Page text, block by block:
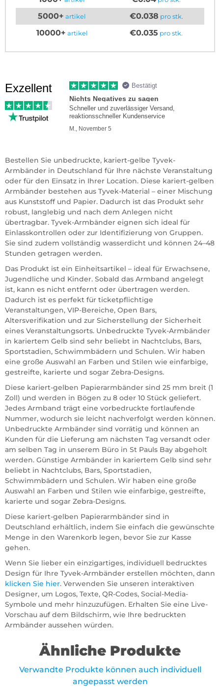
5000+ artikel €0.038 pro stk.
10000+ artikel €0.035 pro stk.
Exzellent Bestätigt
Nichts Negatives zu sagen
Schneller und zuverlässiger Versand,
reaktionsschneller Kundenservice
M., November 5
Bestellen Sie unbedruckte, kariert-gelbe Tyvek-
Armbänder in Deutschland für Ihre nächste Veranstaltung
oder für den Einsatz in Ihrer Location. Diese kariert-gelben
Armbänder bestehen aus Tyvek-Material – einer Mischung
aus Kunststoff und Papier. Dadurch ist das Produkt sehr
robust, langlebig und nach dem Anlegen nicht
übertragbar. Tyvek-Armbänder eignen sich ideal für
Einlasskontrollen oder zur Identifizierung von Gruppen.
Sie sind zudem vollständig wasserdicht und können 24–48
Stunden getragen werden.
Das Produkt ist ein Einheitsartikel – ideal für Erwachsene,
Jugendliche und Kinder. Sobald das Armband angelegt
ist, kann es nicht entfernt oder übertragen werden.
Dadurch ist es perfekt für ticketpflichtige
Veranstaltungen, VIP-Bereiche, Open Bars,
Altersverifikation und zur Sicherstellung der Sicherheit
eines Veranstaltungsorts. Unbedruckte Tyvek-Armbänder
in kariertem Gelb sind sehr beliebt in Nachtclubs, Bars,
Sportstadien, Schwimmbädern und Schulen. Wir haben
eine große Auswahl an Farben und Stilen wie einfarbige,
gestreifte, karierte und sogar Zebra-Designs.
Diese kariert-gelben Papierarmbänder sind 25 mm breit (1
Zoll) und werden in Bögen zu 8 oder 10 Stück geliefert.
Jedes Armband trägt eine vorbedruckte fortlaufende
Nummer, wodurch sie leicht nachverfolgt werden können.
Unbedruckte Armbänder sind vorrätig und können an
Kunden für die Lieferung am nächsten Tag versandt oder
am selben Tag in unserem Büro in St Pauls Bay abgeholt
werden. Günstige Armbänder in kariertem Gelb sind sehr
beliebt in Nachtclubs, Bars, Sportstadien,
Schwimmbädern und Schulen. Wir haben eine große
Auswahl an Farben und Stilen wie einfarbige, gestreifte,
karierte und sogar Zebra-Designs.
Diese kariert-gelben Papierarmbänder sind in
Deutschland erhältlich, indem Sie einfach die gewünschte
Menge in den Warenkorb legen, bevor Sie zur Kasse
gehen.
Wenn Sie lieber ein einzigartiges, individuell bedrucktes
Design für Ihre Tyvek-Armbänder erstellen möchten, dann
klicken Sie hier. Verwenden Sie unseren interaktiven
Designer, um Logos, Texte, QR-Codes, Social-Media-
Symbole und mehr hinzuzufügen. Erhalten Sie eine Live-
Vorschau auf dem Bildschirm, wie Ihre bedruckten
Armbänder aussehen würden.
Ähnliche Produkte
Verwandte Produkte können auch individuell
angepasst werden